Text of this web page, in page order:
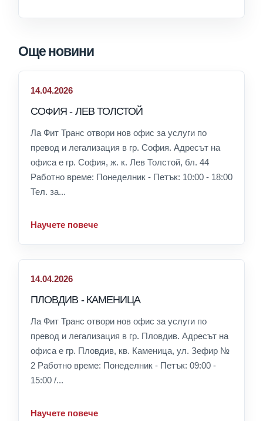
Още новини
14.04.2026
СОФИЯ - ЛЕВ ТОЛСТОЙ
Ла Фит Транс отвори нов офис за услуги по
превод и легализация в гр. София. Адресът на
офиса е гр. София, ж. к. Лев Толстой, бл. 44
Работно време: Понеделник - Петък: 10:00 - 18:00
Тел. за...
Научете повече
14.04.2026
ПЛОВДИВ - КАМЕНИЦА
Ла Фит Транс отвори нов офис за услуги по
превод и легализация в гр. Пловдив. Адресът на
офиса е гр. Пловдив, кв. Каменица, ул. Зефир №
2 Работно време: Понеделник - Петък: 09:00 -
15:00 /...
Научете повече